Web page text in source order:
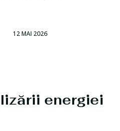
12 MAI 2026
energiei